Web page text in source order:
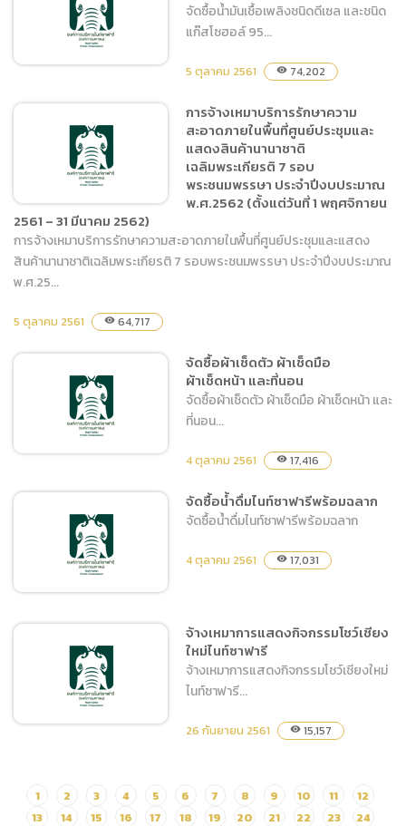
จัดซื้อน้ำมันเชื้อเพลิงชนิด
ดีเซล และชนิดแก๊สโซฮอล์ 95
จัดซื้อน้ำมันเชื้อเพลิงชนิดดีเซล และชนิด
แก๊สโซฮอล์ 95...
5 ตุลาคม 2561 visibility 74,202
การจ้างเหมาบริการรักษา
ความสะอาดภายในพื้นที่ศูนย์
ประชุมและแสดงสินค้า
นานาชาติเฉลิมพระเกียรติ 7
รอบพระชนมพรรษา ประจำ
ปีงบประมาณ พ.ศ.2562
(ตั้งแต่วันที่ 1 พฤศจิกายน
2561 – 31 มีนาคม 2562)
การจ้างเหมาบริการรักษาความ
สะอาดภายในพื้นที่ศูนย์ประชุมและ
แสดงสินค้านานาชาติ
เฉลิมพระเกียรติ 7 รอบ
พระชนมพรรษา ประจำปีงบประมาณ
พ.ศ.2562 (ตั้งแต่วันที่ 1 พฤศจิกายน
2561 – 31 มีนาคม 2562)
การจ้างเหมาบริการรักษาความสะอาดภายในพื้นที่ศูนย์ประชุมและแสดง
สินค้านานาชาติเฉลิมพระเกียรติ 7 รอบพระชนมพรรษา ประจำปีงบประมาณ
พ.ศ.25...
5 ตุลาคม 2561 visibility 64,717
จัดซื้อผ้าเช็ดตัว ผ้าเช็ดมือ
ผ้าเช็ดหน้า และที่นอน
จัดซื้อผ้าเช็ดตัว ผ้าเช็ดมือ
ผ้าเช็ดหน้า และที่นอน
จัดซื้อผ้าเช็ดตัว ผ้าเช็ดมือ ผ้าเช็ดหน้า และ
ที่นอน...
4 ตุลาคม 2561 visibility 17,416
จัดซื้อน้ำดื่มไนท์ซาฟารีพร้อม
จัดซื้อน้ำดื่มไนท์ซาฟารีพร้อมฉลาก
จัดซื้อน้ำดื่มไนท์ซาฟารีพร้อมฉลาก
4 ตุลาคม 2561 visibility 17,031
จ้างเหมาการแสดงกิจกรรม
จ้างเหมาการแสดงกิจกรรมโชว์เชียง
ใหม่ไนท์ซาฟารี
จ้างเหมาการแสดงกิจกรรมโชว์เชียงใหม่
ไนท์ซาฟารี...
26 กันยายน 2561 visibility 15,157
1 2 3 4 5 6 7 8 9 10 11
12
13
14 15 16 17 18 19 20 21 22 23 24